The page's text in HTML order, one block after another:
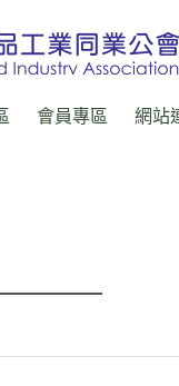
會員專區 網站